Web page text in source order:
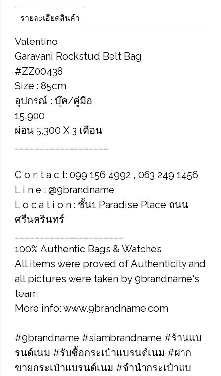
รายละเอียดสินค้า
Valentino
Garavani Rockstud Belt Bag
#ZZ00438
Size : 85cm
อุปกรณ์ : บุ๊ค/คู่มือ
15,900
ผ่อน 5,300 X 3 เดือน
C o n t a c t: 099 156 4992 , 063 249 1456
L i n e : @9brandname
L o c a t i o n : ชั้น1 Paradise Place ถนน
ศรีนครินทร์
100% Authentic Bags & Watches
All items were proved of Authenticity and
all pictures were taken by 9brandname's
team
More info: www.9brandname.com
#9brandname #siambrandname #ร้านแบ
รนด์เนม #รับซื้อกระเป๋าแบรนด์เนม​ #ฝาก
ขายกระเป๋าแบรนด์เนม​ #จำนำกระเป๋าแบ